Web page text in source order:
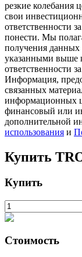
Авто Инвест
Получите
резкие колебания
свои
ответственности
понести. Мы
получения данных
указанными выше
ответственности
Информация,
связанных
информационных
финансовый или
дополнительной
использования и
Купить
Купить
Стоимость